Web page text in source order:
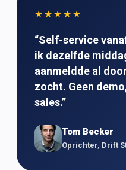
★★★★★
“Self-service
ik dezelfde
aanmeldde al
zocht. Geen
sales.”
Tom Becker
Oprichter, Drift